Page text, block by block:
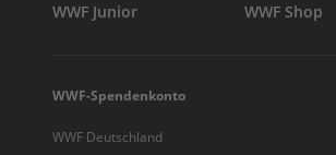
WWF Junior WWF Shop
WWF-Spendenkonto
WWF Deutschland